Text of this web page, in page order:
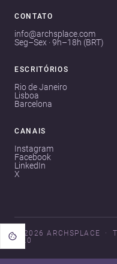
CONTATO
info@archsplace.com
Seg–Sex · 9h–18h (BRT)
ESCRITÓRIOS
Rio de Janeiro
Lisboa
Barcelona
CANAIS
Instagram
Facebook
LinkedIn
X
© 2026 ARCHSPLACE
V3.0